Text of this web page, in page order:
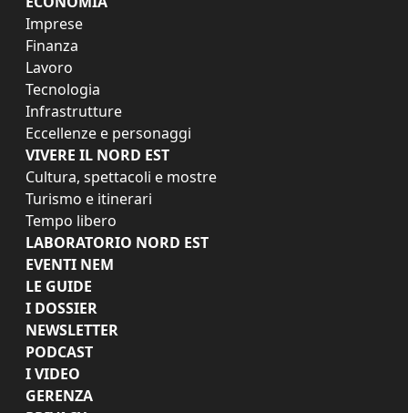
Imprese
Finanza
Lavoro
Tecnologia
Infrastrutture
Eccellenze e personaggi
VIVERE IL NORD EST
Cultura, spettacoli e mostre
Turismo e itinerari
Tempo libero
LABORATORIO NORD EST
EVENTI NEM
LE GUIDE
I DOSSIER
NEWSLETTER
PODCAST
I VIDEO
GERENZA